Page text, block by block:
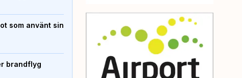
som använt sin
brandflyg